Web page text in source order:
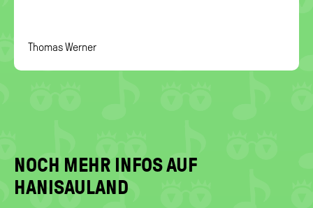
Thomas Werner
NOCH MEHR INFOS AUF
HANISAULAND